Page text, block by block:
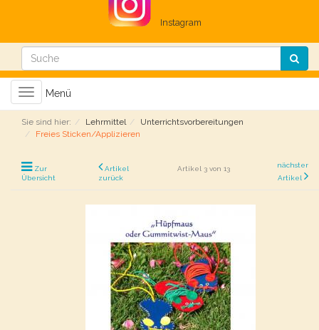
Instagram
Toggle
navigation
Menü
Sie sind hier: Lehrmittel
Unterrichtsvorbereitungen
Freies Sticken/Applizieren
Zur
Übersicht
Artikel
zurück
Artikel 3 von 13
nächster
Artikel